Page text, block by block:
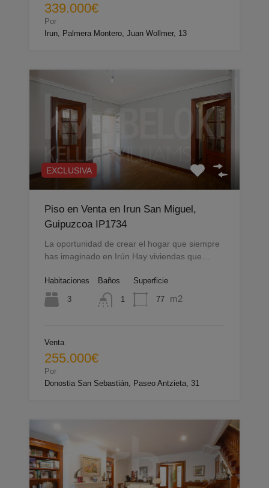
339.000€
Por
Irun, Palmera Montero, Juan Wollmer, 13
EXCLUSIVA
Piso en Venta en Irun San Miguel,
Guipuzcoa IP1734
La oportunidad de crear el hogar que siempre
has imaginado en Irún Hay viviendas que…
Habitaciones
3
Baños
1
Superficie
77 m2
Venta
255.000€
Por
Donostia San Sebastián, Paseo Antzieta, 31